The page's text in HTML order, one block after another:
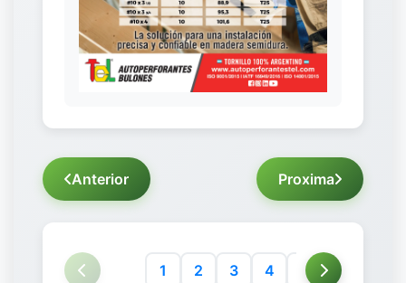
Anterior Proxima
1 2 3 4 5 6